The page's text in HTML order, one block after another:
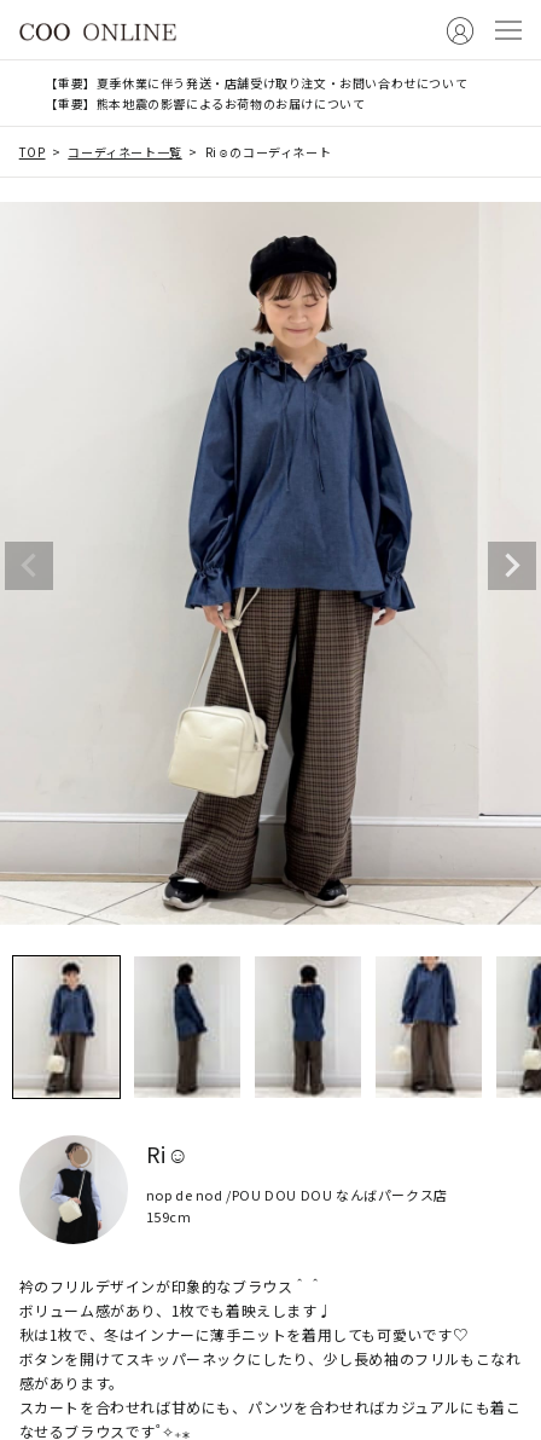
【重要】夏季休業に伴う発送・店舗受け取り注文・お問い合わせについて
【重要】熊本地震の影響によるお荷物のお届けについて
TOP コーディネート一覧 Ri☺︎のコーディネート
Ri☺︎
nop de nod /POU DOU DOU なんばパークス店
159cm
衿のフリルデザインが印象的なブラウス＾＾
ボリューム感があり、1枚でも着映えします♩
秋は1枚で、冬はインナーに薄手ニットを着用しても可愛いです♡
ボタンを開けてスキッパーネックにしたり、少し長め袖のフリルもこなれ
感があります。
スカートを合わせれば甘めにも、パンツを合わせればカジュアルにも着こ
なせるブラウスです˚✧₊⁎